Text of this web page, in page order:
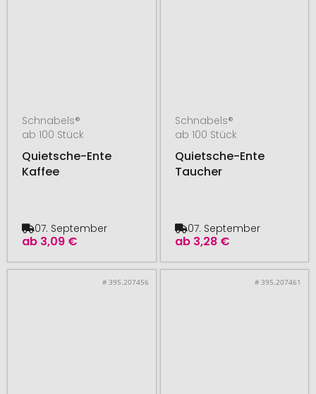
Schnabels®
ab 100 Stück
Quietsche-Ente
Kaffee
ab 3,09 €
07. September
Schnabels®
ab 100 Stück
Quietsche-Ente
Taucher
ab 3,28 €
07. September
# 395.207456 # 395.207461